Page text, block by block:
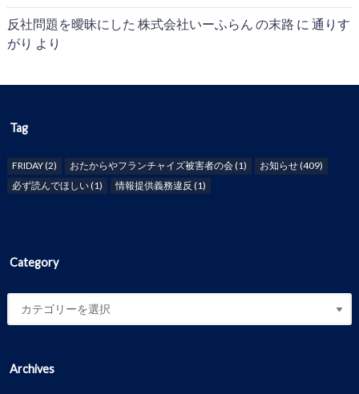
反社問題を曖昧にした 株式会社いーふらん の末路 に 通りす
がり より
Tag
FRIDAY(2) おたからやフランチャイズ被害者の会(1) お知らせ(409)
必ず読んでほしい(1) 情報提供義務違反 (1)
Category
Archives